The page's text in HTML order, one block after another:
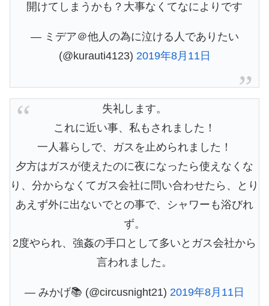
開けてしまうかも？大事なくてなによりです
— ミデア＠他人の為に泣ける人でありたい
(@kurauti4123) 2019年8月11日
失礼します。
これに近い事、私もされました！
一人暮らしで、ガスを止められました！
夕方はガスが使えたのに夜になったら使えなくな
り、分からなくてガス会社に問い合わせたら、とり
あえず外に出ないでとの事で、シャワーも浴びれ
ず。
2度やられ、強姦の手口として多いとガス会社から
言われました。
— みかげ📚 (@circusnight21) 2019年8月11日